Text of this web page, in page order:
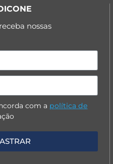
nossas
com a política de